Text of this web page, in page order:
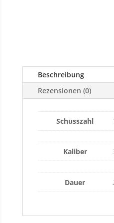
Beschreibung
Rezensionen (0)
Schusszahl
Kaliber
Dauer